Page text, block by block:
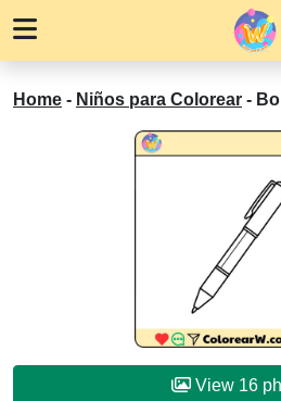
Home - Niños para Colorear -